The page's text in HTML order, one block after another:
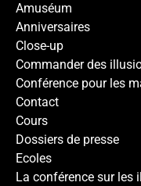
Amuséum
Anniversaires
Close-up
Commander des
Conférence pour les
Contact
Cours
Dossiers de presse
Ecoles
La conférence sur les